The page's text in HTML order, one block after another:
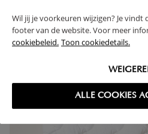
Wil jij je voorkeuren wijzigen? Je
footer van de website. Voor meer
cookiebeleid. Toon cookiedetails.
ALLE COOKIES
High-contrast mode
VAAK SAMEN